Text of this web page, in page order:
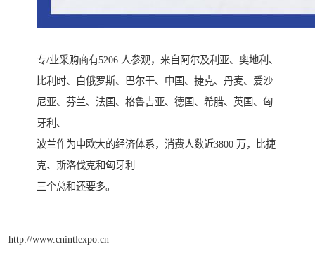
专/业采购商有5206 人参观，来自阿尔及利亚、奥地利、
比利时、白俄罗斯、巴尔干、中国、捷克、丹麦、爱沙
尼亚、芬兰、法国、格鲁吉亚、德国、希腊、英国、匈
牙利、
波兰作为中欧大的经济体系，消费人数近3800 万，比捷
克、斯洛伐克和匈牙利
三个总和还要多。
http://www.cnintlexpo.cn